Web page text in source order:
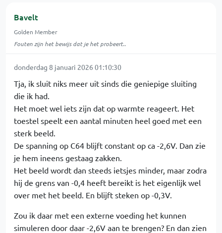
Bavelt
Golden Member
Fouten zijn het bewijs dat je het probeert..
donderdag 8 januari 2026 01:10:30
Tja, ik sluit niks meer uit sinds die geniepige sluiting
die ik had.
Het moet wel iets zijn dat op warmte reageert. Het
toestel speelt een aantal minuten heel goed met een
sterk beeld.
De spanning op C64 blijft constant op ca -2,6V. Dan zie
je hem ineens gestaag zakken.
Het beeld wordt dan steeds ietsjes minder, maar zodra
hij de grens van -0,4 heeft bereikt is het eigenlijk wel
over met het beeld. En blijft steken op -0,3V.
Zou ik daar met een externe voeding het kunnen
simuleren door daar -2,6V aan te brengen? En dan zien